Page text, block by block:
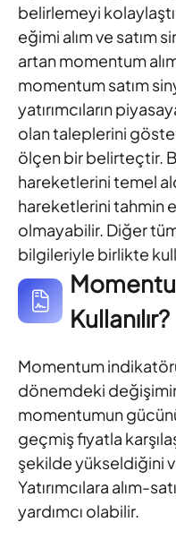
belirlemeyi
eğimi alım ve satım
artan momentum
momentum satım
yatırımcıların
olan taleplerini
ölçen bir belirteçtir.
hareketlerini temel
hareketlerini tahmin
olmayabilir. Diğer
bilgileriyle birlikte
Kullanılır?
Momentum
dönemdeki
momentumun
geçmiş fiyatla
şekilde yükseldiğini
Yatırımcılara alım-
yardımcı olabilir.